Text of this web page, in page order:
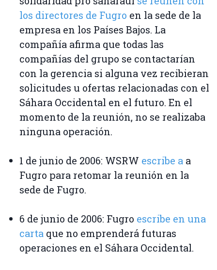
los directores de Fugro en la sede de la
empresa en los Países Bajos. La
compañía afirma que todas las
compañías del grupo se contactarían
con la gerencia si alguna vez recibieran
solicitudes u ofertas relacionadas con el
Sáhara Occidental en el futuro. En el
momento de la reunión, no se realizaba
ninguna operación.
1 de junio de 2006: WSRW escribe a a
Fugro para retomar la reunión en la
sede de Fugro.
6 de junio de 2006: Fugro escribe en una
carta que no emprenderá futuras
operaciones en el Sáhara Occidental.